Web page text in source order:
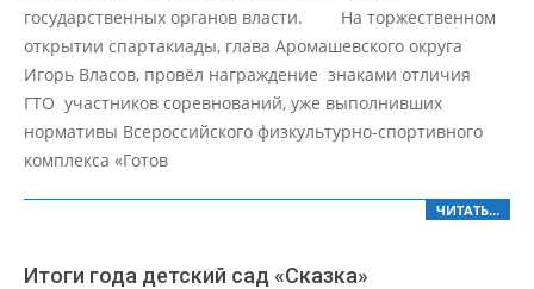
государственных органов власти. На торжественном
открытии спартакиады, глава Аромашевского округа
Игорь Власов, провёл награждение знаками отличия
ГТО участников соревнований, уже выполнивших
нормативы Всероссийского физкультурно-спортивного
комплекса «Готов
ЧИТАТЬ…
Итоги года детский сад «Сказка»